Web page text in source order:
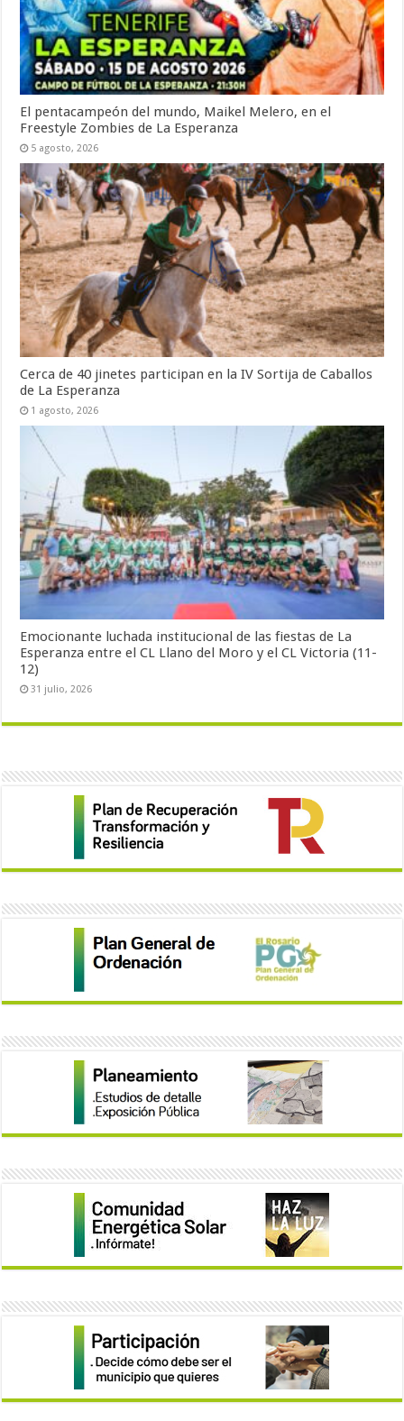
El pentacampeón del mundo, Maikel Melero, en el
Freestyle Zombies de La Esperanza
5 agosto, 2026
Cerca de 40 jinetes participan en la IV Sortija de Caballos
de La Esperanza
1 agosto, 2026
Emocionante luchada institucional de las fiestas de La
Esperanza entre el CL Llano del Moro y el CL Victoria (11-
12)
31 julio, 2026